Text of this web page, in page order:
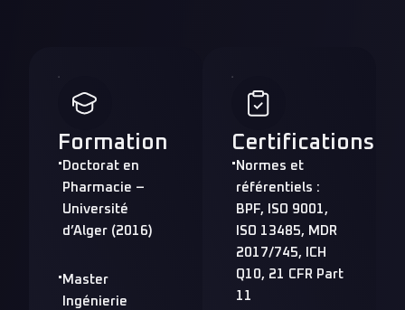
Formation
Doctorat en
Pharmacie –
Université
d’Alger (2016)
Master
Ingénierie
Certifications
Normes et
référentiels :
BPF, ISO 9001,
ISO 13485, MDR
2017/745, ICH
Q10, 21 CFR Part
11